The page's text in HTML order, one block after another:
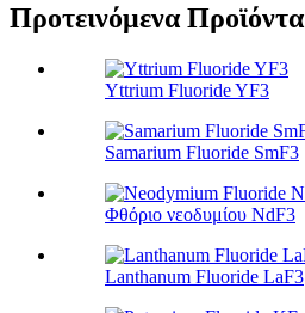
Προτεινόμενα Προϊόντα
Yttrium Fluoride YF3
Samarium Fluoride SmF3
Φθόριο νεοδυμίου NdF3
Lanthanum Fluoride LaF3